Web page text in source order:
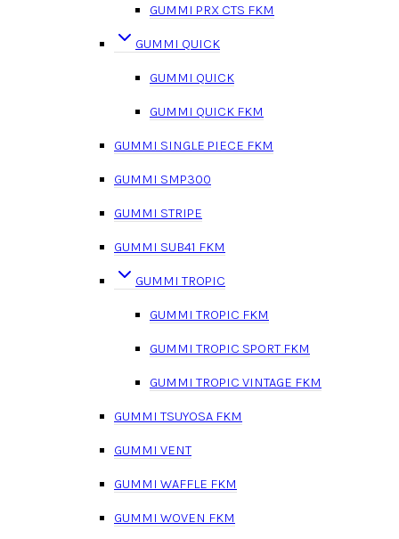
GUMMI PRX CTS FKM
GUMMI QUICK
GUMMI QUICK
GUMMI QUICK FKM
GUMMI SINGLE PIECE FKM
GUMMI SMP300
GUMMI STRIPE
GUMMI SUB41 FKM
GUMMI TROPIC
GUMMI TROPIC FKM
GUMMI TROPIC SPORT FKM
GUMMI TROPIC VINTAGE FKM
GUMMI TSUYOSA FKM
GUMMI VENT
GUMMI WAFFLE FKM
GUMMI WOVEN FKM